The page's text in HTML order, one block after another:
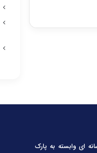
ای وابسته به پارک